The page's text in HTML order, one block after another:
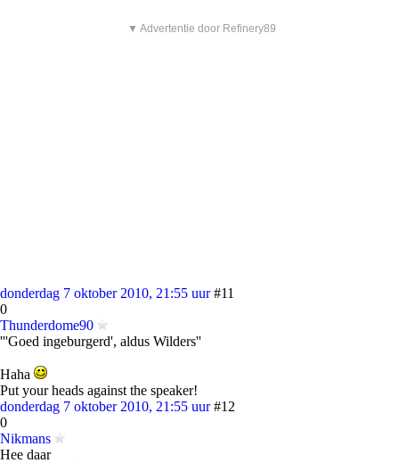
▼ Advertentie door Refinery89
donderdag 7 oktober 2010, 21:55 uur #11
0
Thunderdome90
'''Goed ingeburgerd', aldus Wilders''
Haha
Put your heads against the speaker!
donderdag 7 oktober 2010, 21:55 uur #12
0
Nikmans
Hee daar